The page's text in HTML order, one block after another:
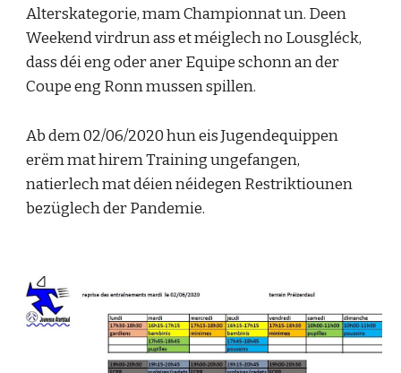
Alterskategorie, mam Championnat un. Deen
Weekend virdrun ass et méiglech no Lousgléck,
dass déi eng oder aner Equipe schonn an der
Coupe eng Ronn mussen spillen.
Ab dem 02/06/2020 hun eis Jugendequippen
erëm mat hirem Training ungefangen,
natierlech mat déien néidegen Restriktiounen
bezüglech der Pandemie.